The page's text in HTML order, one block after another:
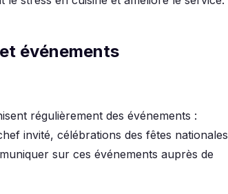
événements
régulièrement des événements :
invité, célébrations des fêtes nationales
sur ces événements auprès de